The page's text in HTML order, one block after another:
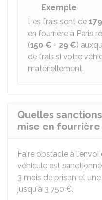
Exemple
Les frais sont de
en fourrière à Paris
(150 € + 29 €)
de frais si votre
matériellement.
Quelles
mise en
Faire obstacle à
véhicule est
3 mois de prison et
jusqu'à 3 750 €.